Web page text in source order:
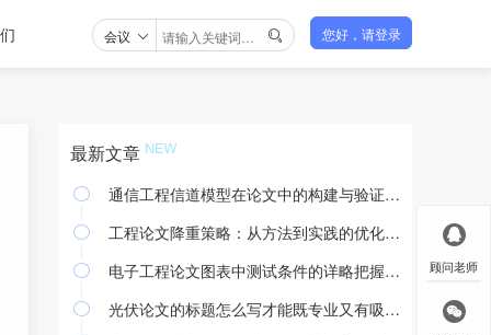
会议  您好，请登录
最新文章
 通信工程信道模型在论文中的构建与验证方法
 工程论文降重策略：从方法到实践的优化途径
 电子工程论文图表中测试条件的详略把握与撰写规范
 光伏论文的标题怎么写才能既专业又有吸引力
顾问老师